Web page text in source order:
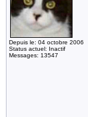
Depuis le: 04 octobre 2006
Status actuel: Inactif
Messages: 13547